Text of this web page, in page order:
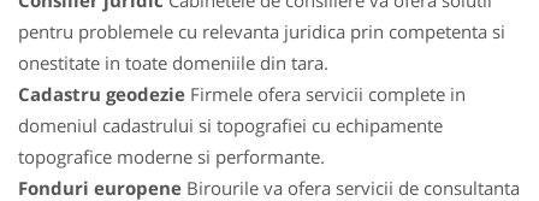
pentru problemele cu relevanta juridica prin competenta si
onestitate in toate domeniile din tara.
Cadastru geodezie Firmele ofera servicii complete in
domeniul cadastrului si topografiei cu echipamente
topografice moderne si performante.
Fonduri europene Birourile va ofera servicii de consultanta